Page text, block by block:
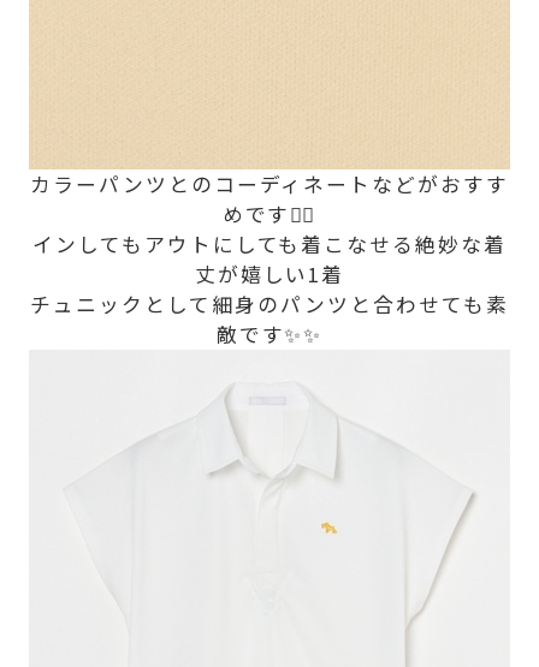
カラーパンツとのコーディネートなどがおすす
めです👍🏻
インしてもアウトにしても着こなせる絶妙な着
丈が嬉しい1着
チュニックとして細身のパンツと合わせても素
敵です✨✨